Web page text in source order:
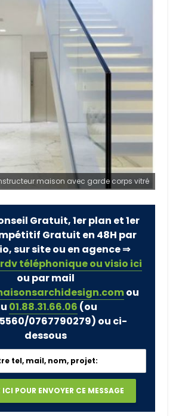
maison avec garde corps vitré
Gratuit, 1er plan et 1er
Gratuit en 48H par
sur site ou en agence ⇒
téléphonique ou visio ici
ou par mail
ou
01.88.31.66.06 (ou
0767790279) ou ci-
dessous